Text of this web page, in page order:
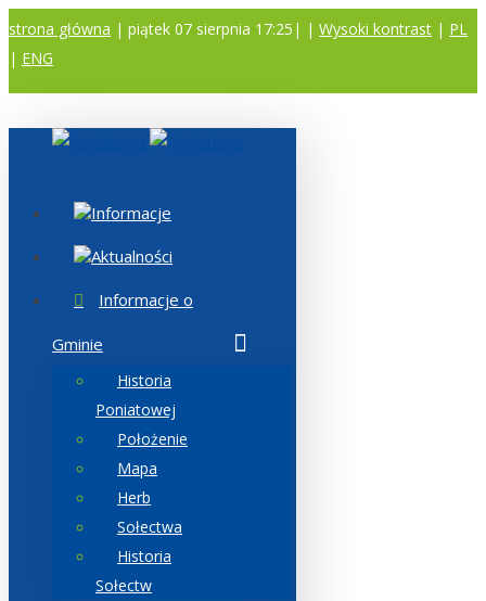
strona główna | piątek 07 sierpnia 17:25| | Wysoki kontrast | PL
| ENG
Informacje
Aktualności
Informacje o
Gminie
Historia
Poniatowej
Położenie
Mapa
Herb
Sołectwa
Historia
Sołectw